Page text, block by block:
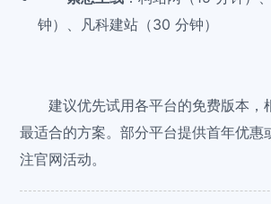
钟）、凡科建站（30 分钟）
建议优先试用各平台的免费版本，
最适合的方案。部分平台提供首年优惠
注官网活动。